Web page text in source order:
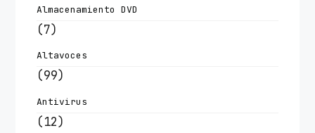
Almacenamiento DVD
(7)
Altavoces
(99)
Antivirus
(12)